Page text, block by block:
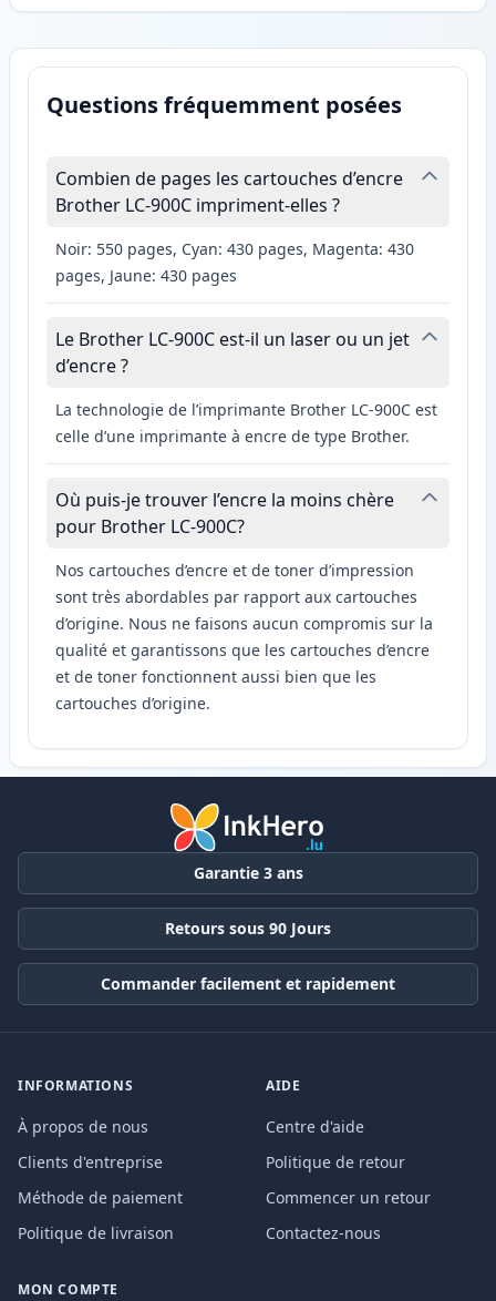
Questions fréquemment posées
Combien de pages les cartouches d’encre
Brother LC-900C impriment-elles ?
Noir: 550 pages, Cyan: 430 pages, Magenta: 430
pages, Jaune: 430 pages
Le Brother LC-900C est-il un laser ou un jet
d’encre ?
La technologie de l’imprimante Brother LC-900C est
celle d’une imprimante à encre de type Brother.
Où puis-je trouver l’encre la moins chère
pour Brother LC-900C?
Nos cartouches d’encre et de toner d’impression
sont très abordables par rapport aux cartouches
d’origine. Nous ne faisons aucun compromis sur la
qualité et garantissons que les cartouches d’encre
et de toner fonctionnent aussi bien que les
cartouches d’origine.
Garantie 3 ans
Retours sous 90 Jours
Commander facilement et rapidement
INFORMATIONS
À propos de nous
Clients d'entreprise
Méthode de paiement
Politique de livraison
AIDE
Centre d'aide
Politique de retour
Commencer un retour
Contactez-nous
MON COMPTE